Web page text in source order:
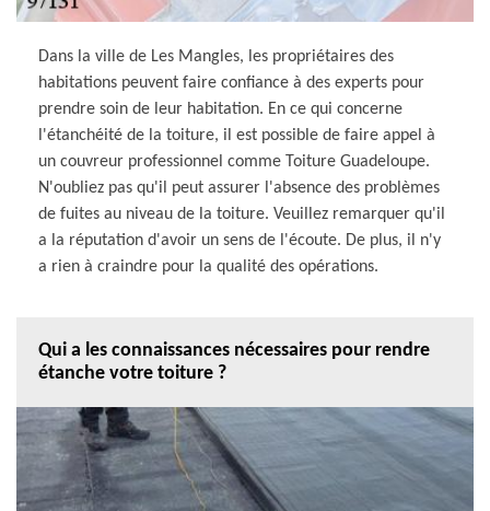
Dans la ville de Les Mangles, les propriétaires des
habitations peuvent faire confiance à des experts pour
prendre soin de leur habitation. En ce qui concerne
l'étanchéité de la toiture, il est possible de faire appel à
un couvreur professionnel comme Toiture Guadeloupe.
N'oubliez pas qu'il peut assurer l'absence des problèmes
de fuites au niveau de la toiture. Veuillez remarquer qu'il
a la réputation d'avoir un sens de l'écoute. De plus, il n'y
a rien à craindre pour la qualité des opérations.
Qui a les connaissances nécessaires pour rendre
étanche votre toiture ?